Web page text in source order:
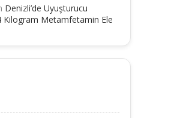
Denizli’de Uyuşturucu
Kilogram Metamfetamin Ele